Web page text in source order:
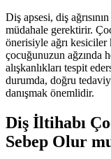
Diş apsesi, diş
müdahale gerektirir.
önerisiyle ağrı
çocuğunuzun ağzında
alışkanlıkları tespit
durumda, doğru
danışmak önemlidir.
Diş İltihabı
Sebep Olur